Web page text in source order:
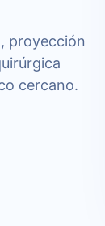
proyección
cercano.